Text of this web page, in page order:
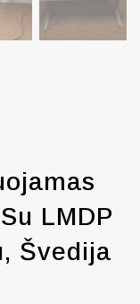
LMDP
Švedija